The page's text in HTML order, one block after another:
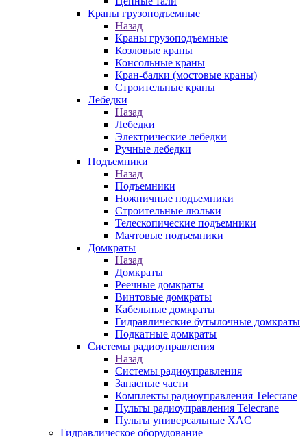
Краны грузоподъемные
Назад
Краны грузоподъемные
Козловые краны
Консольные краны
Кран-балки (мостовые краны)
Строительные краны
Лебедки
Назад
Лебедки
Электрические лебедки
Ручные лебедки
Подъемники
Назад
Подъемники
Ножничные подъемники
Строительные люльки
Телескопические подъемники
Мачтовые подъемники
Домкраты
Назад
Домкраты
Реечные домкраты
Винтовые домкраты
Кабельные домкраты
Гидравлические бутылочные домкраты
Подкатные домкраты
Системы радиоуправления
Назад
Системы радиоуправления
Запасные части
Комплекты радиоуправления Telecrane
Пульты радиоуправления Telecrane
Пульты универсальные XAC
Гидравлическое оборудование